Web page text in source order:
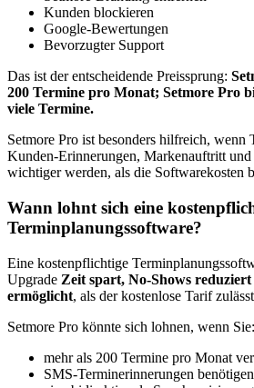
Kunden blockieren
Google-Bewertungen
Bevorzugter Support
Das ist der entscheidende Preissprung:
200 Termine pro Monat; Setmore Pro
viele Termine.
Setmore Pro ist besonders hilfreich, wenn
Kunden-Erinnerungen, Markenauftritt
wichtiger werden, als die Softwarekosten
Wann lohnt sich eine
Terminplanungssoftware?
Eine kostenpflichtige
Upgrade Zeit spart, No-Shows reduziert
ermöglicht, als der kostenlose Tarif
Setmore Pro könnte sich lohnen, wenn Sie:
mehr als 200 Termine pro Monat
SMS-Terminerinnerungen